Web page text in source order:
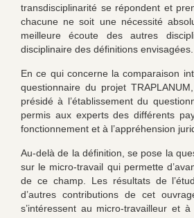
transdisciplinarité se répondent et
chacune ne soit une nécessité
meilleure écoute des autres
disciplinaire des définitions envisagées.
En ce qui concerne la comparaison
questionnaire du projet
présidé à l’établissement du
permis aux experts des différents
fonctionnement et à l’appréhension
Au-delà de la définition, se pose la
sur le micro-travail qui permette
de ce champ. Les résultats de
d’autres contributions de cet
s’intéressent au micro-travailleur et